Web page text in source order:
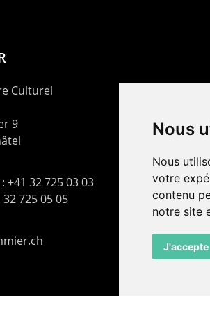
Nous
Nous
votre
contenu
notre site
J'accepte
Culturel
9
32 725 03 03
725 05 05